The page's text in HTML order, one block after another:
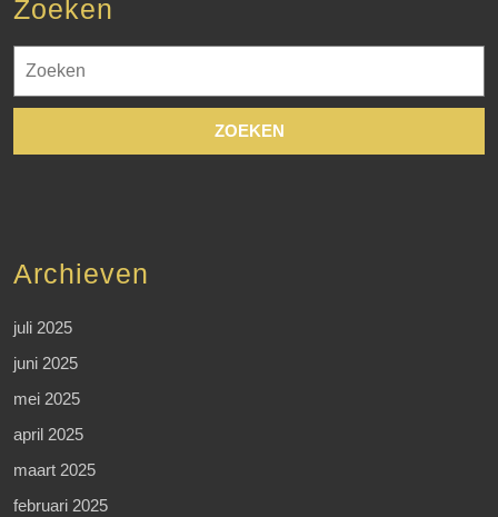
Zoeken
naar:
Archieven
juli 2025
juni 2025
mei 2025
april 2025
maart 2025
februari 2025